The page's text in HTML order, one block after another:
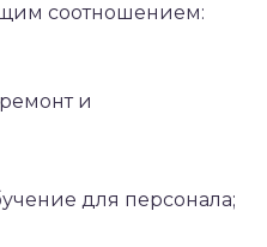
соотношением:
и
для персонала;